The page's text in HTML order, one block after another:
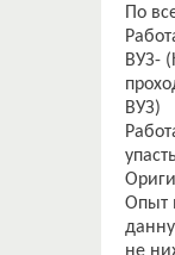
По
ВУЗ-
ВУЗ)
Опыт